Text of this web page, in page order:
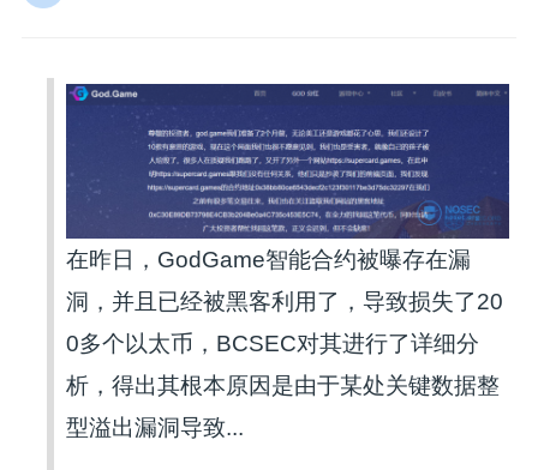
在昨日，GodGame智能合约被曝存在漏
洞，并且已经被黑客利用了，导致损失了20
0多个以太币，BCSEC对其进行了详细分
析，得出其根本原因是由于某处关键数据整
型溢出漏洞导致...